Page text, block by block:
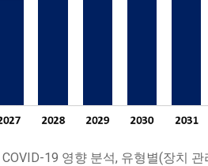
19 영향 분석, 유형별(장치